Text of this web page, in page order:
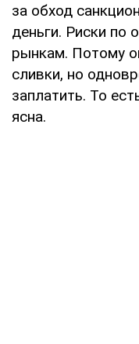
за обход
деньги. Риски по
рынкам. Потому
сливки, но
заплатить. То
ясна.